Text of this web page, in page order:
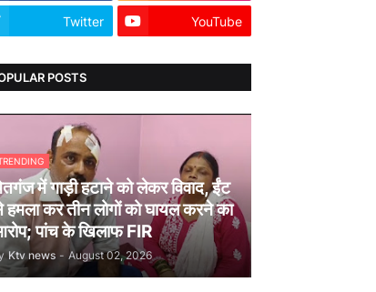
Twitter YouTube
POSTS
में गाड़ी हटाने को लेकर विवाद, ईंट
हमला कर तीन लोगों को घायल करने का
पांच के खिलाफ FIR
Ktv news - August 02, 2026